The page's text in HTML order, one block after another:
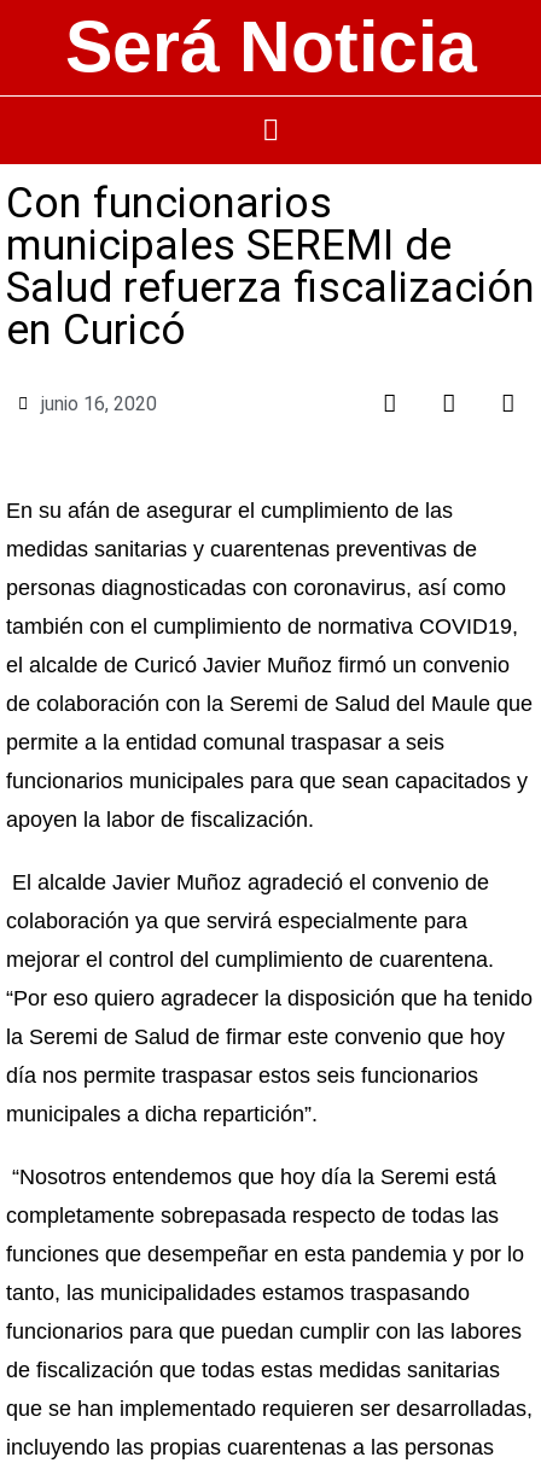
Será Noticia
Con funcionarios
municipales SEREMI de
Salud refuerza fiscalización
en Curicó
junio 16, 2020
En su afán de asegurar el cumplimiento de las
medidas sanitarias y cuarentenas preventivas de
personas diagnosticadas con coronavirus, así como
también con el cumplimiento de normativa COVID19,
el alcalde de Curicó Javier Muñoz firmó un convenio
de colaboración con la Seremi de Salud del Maule que
permite a la entidad comunal traspasar a seis
funcionarios municipales para que sean capacitados y
apoyen la labor de fiscalización.
El alcalde Javier Muñoz agradeció el convenio de
colaboración ya que servirá especialmente para
mejorar el control del cumplimiento de cuarentena.
“Por eso quiero agradecer la disposición que ha tenido
la Seremi de Salud de firmar este convenio que hoy
día nos permite traspasar estos seis funcionarios
municipales a dicha repartición”.
“Nosotros entendemos que hoy día la Seremi está
completamente sobrepasada respecto de todas las
funciones que desempeñar en esta pandemia y por lo
tanto, las municipalidades estamos traspasando
funcionarios para que puedan cumplir con las labores
de fiscalización que todas estas medidas sanitarias
que se han implementado requieren ser desarrolladas,
incluyendo las propias cuarentenas a las personas